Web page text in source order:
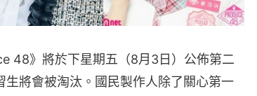
48》將於下星期五（8月3日）公佈第二
生將會被淘汰。國民製作人除了關心第一